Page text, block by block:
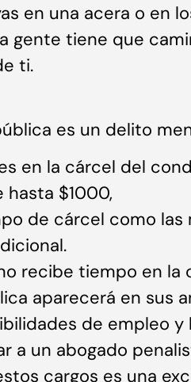
en una acera o en
gente tiene que
ti.
es un delito
en la cárcel del
hasta $1000,
de cárcel como las
recibe tiempo en la
aparecerá en sus
de empleo y
a un abogado
cargos es una